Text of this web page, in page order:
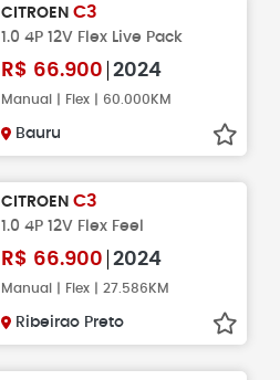
CITROEN C3
1.0 4P 12V Flex Live Pack
R$ 66.900 2024
Manual | Flex | 60.000KM
Bauru
CITROEN C3
1.0 4P 12V Flex Feel
R$ 66.900 2024
Manual | Flex | 27.586KM
Ribeirao Preto